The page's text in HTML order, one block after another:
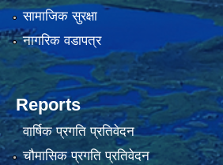
सामाजिक सुरक्षा
नागरिक वडापत्र
Reports
वार्षिक प्रगति प्रतिवेदन
चौमासिक प्रगति प्रतिवेदन